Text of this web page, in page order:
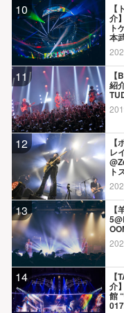
10
介
ト
本
11
紹
12
レ
ト
13
14
介
館